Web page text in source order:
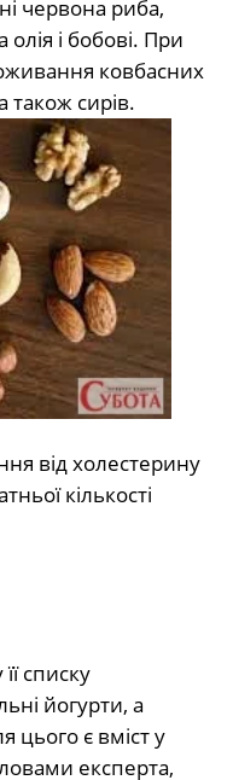
червона риба,
олія і бобові. При
ковбасних
також сирів.
від холестерину
кількості
списку
йогурти, а
є вміст у
експерта,